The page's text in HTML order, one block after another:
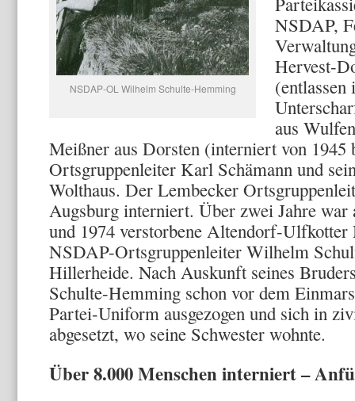
NSDAP-OL Wilhelm Schulte-Hemming
NSDAP,
Hervest-
aus
Meißner aus Dorsten (interniert von
Ortsgruppenleiter Karl Schämann und
Wolthaus. Der Lembecker
Augsburg interniert. Über zwei Jahre war
und 1974 verstorbene Altendorf-
NSDAP-Ortsgrup­penleiter Wilhelm
Hillerheide. Nach Auskunft seines
Schulte-Hemming schon vor dem
Par­tei-Uniform ausgezogen und sich in
abgesetzt, wo seine Schwester wohnte.
Über 8.000 Menschen interniert –